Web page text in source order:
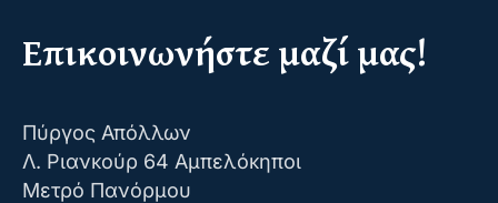
Επικοινωνήστε μαζί μας!
Πύργος Απόλλων
Λ. Ριανκούρ 64 Αμπελόκηποι
Μετρό Πανόρμου